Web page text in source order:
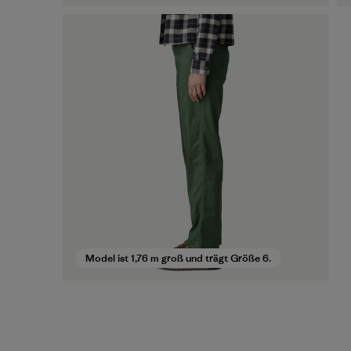
Model ist 1,76 m groß und trägt Größe 6.